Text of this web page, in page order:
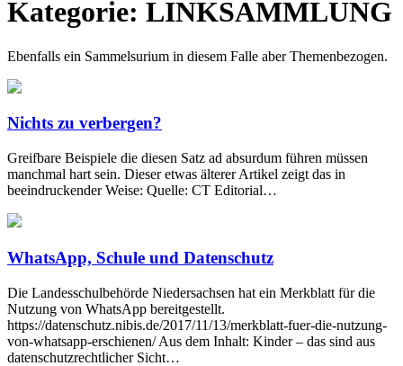
Kategorie: LINKSAMMLUNG
Ebenfalls ein Sammelsurium in diesem Falle aber Themenbezogen.
Nichts zu verbergen?
Greifbare Beispiele die diesen Satz ad absurdum führen müssen
manchmal hart sein. Dieser etwas älterer Artikel zeigt das in
beeindruckender Weise: Quelle: CT Editorial…
WhatsApp, Schule und Datenschutz
Die Landesschulbehörde Niedersachsen hat ein Merkblatt für die
Nutzung von WhatsApp bereitgestellt.
https://datenschutz.nibis.de/2017/11/13/merkblatt-fuer-die-nutzung-
von-whatsapp-erschienen/ Aus dem Inhalt: Kinder – das sind aus
datenschutzrechtlicher Sicht…